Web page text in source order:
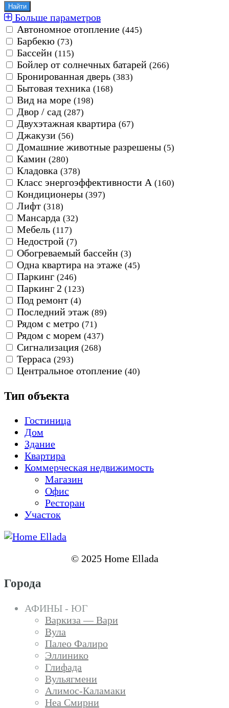
Больше параметров
Автономное отопление (445)
Барбекю (73)
Бассейн (115)
Бойлер от солнечных батарей (266)
Бронированная дверь (383)
Бытовая техника (168)
Вид на море (198)
Двор / сад (287)
Двухэтажная квартира (67)
Джакузи (56)
Домашние животные разрешены (5)
Камин (280)
Кладовка (378)
Класс энергоэффективности А (160)
Кондиционеры (397)
Лифт (318)
Мансарда (32)
Мебель (117)
Недострой (7)
Обогреваемый бассейн (3)
Одна квартира на этаже (45)
Паркинг (246)
Паркинг 2 (123)
Под ремонт (4)
Последний этаж (89)
Рядом с метро (71)
Рядом с морем (437)
Сигнализация (268)
Терраса (293)
Центральное отопление (40)
Тип объекта
Гостиница
Дом
Здание
Квартира
Коммерческая недвижимость
Магазин
Офис
Ресторан
Участок
© 2025 Home Ellada
Города
АФИНЫ - ЮГ
Варкиза — Вари
Вула
Палео Фалиро
Эллинико
Глифада
Вульягмени
Алимос-Каламаки
Неа Смирни